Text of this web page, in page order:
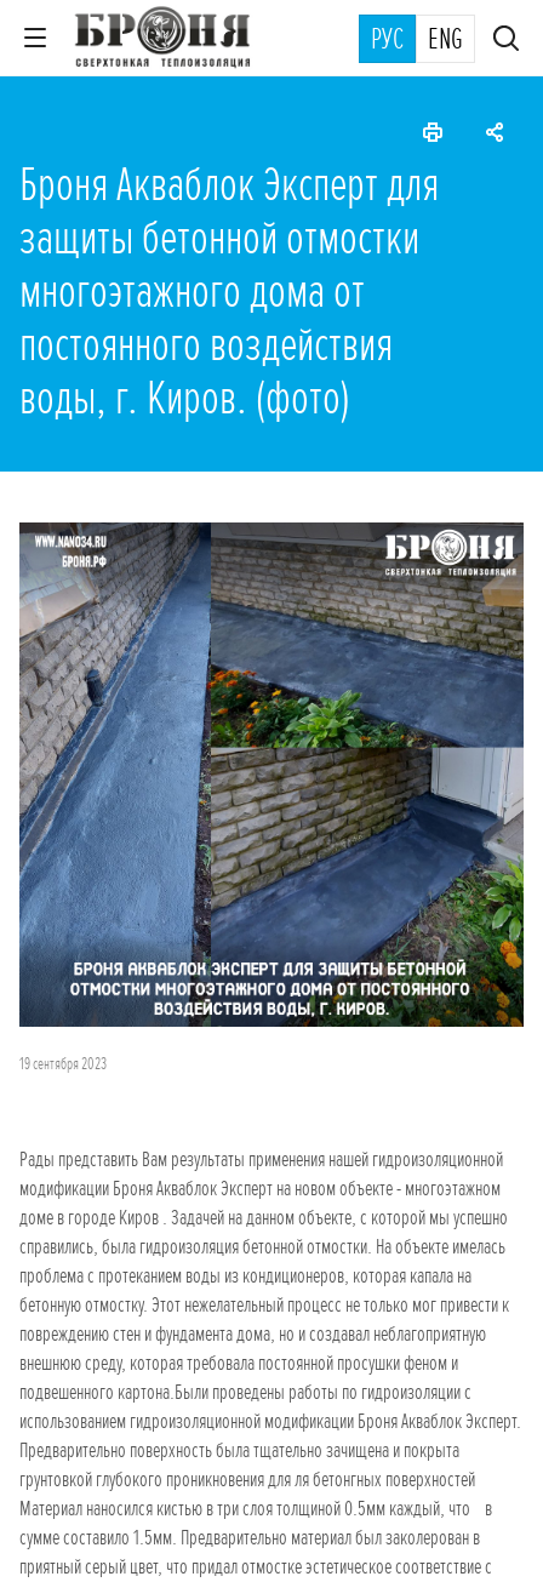
РУС ENG
Броня Акваблок Эксперт для
защиты бетонной отмостки
многоэтажного дома от
постоянного воздействия
воды, г. Киров. (фото)
19 сентября 2023
Рады представить Вам результаты применения нашей гидроизоляционной
модификации Броня Акваблок Эксперт на новом объекте - многоэтажном
доме в городе Киров . Задачей на данном объекте, с которой мы успешно
справились, была гидроизоляция бетонной отмостки. На объекте имелась
проблема с протеканием воды из кондиционеров, которая капала на
бетонную отмостку. Этот нежелательный процесс не только мог привести к
повреждению стен и фундамента дома, но и создавал неблагоприятную
внешнюю среду, которая требовала постоянной просушки феном и
подвешенного картона.Были проведены работы по гидроизоляции с
использованием гидроизоляционной модификации Броня Акваблок Эксперт.
Предварительно поверхность была тщательно зачищена и покрыта
грунтовкой глубокого проникновения для ля бетонгных поверхностей
Материал наносился кистью в три слоя толщиной 0.5мм каждый, что в
сумме составило 1.5мм. Предварительно материал был заколерован в
приятный серый цвет, что придал отмостке эстетическое соответствие с